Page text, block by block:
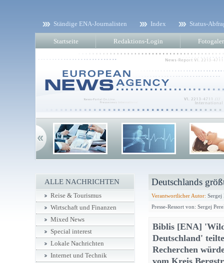
Ständige ENA-Journalisten Index Status-
Startseite Redaktions-Login
Deutschlands
Verantwortlicher Autor: Sergej
Presse-Ressort von: Sergej
Biblis [ENA]
Deutschland'
Recherchen
vom Kreis
ALLE NACHRICHTEN
Reise & Tourismus
Wirtschaft und Finanzen
Mixed News
Special interest
Lokale Nachrichten
Internet und Technik